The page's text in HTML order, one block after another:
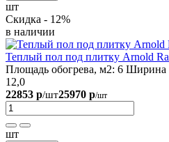
шт
Скидка - 12%
в наличии
Теплый пол под плитку Arnold
Площадь обогрева, м2: 6 Ширина
12,0
22853 р/шт25970 р/шт
шт